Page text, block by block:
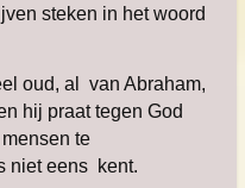
steken in het woord
oud, al van Abraham,
hij praat tegen God
te
niet eens kent.